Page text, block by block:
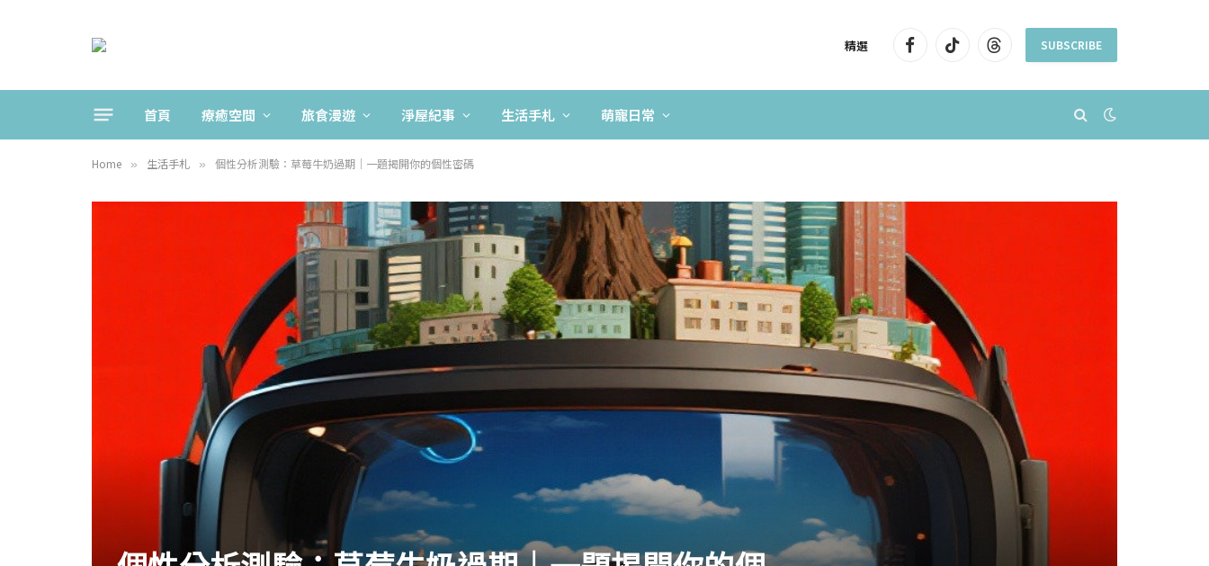
精選 FacebookTikTokThreadsSUBSCRIBE
首頁 療癒空間 旅食漫遊 淨屋紀事 生活手札 萌寵日常
Home » 生活手札 » 個性分析測驗：草莓牛奶過期｜一題揭開你的個性密碼